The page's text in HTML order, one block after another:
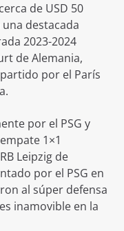
de USD 50
destacada
2023-2024
de Alemania,
por el París
por el PSG y
1×1
Leipzig de
por el PSG en
al súper defensa
inamovible en la